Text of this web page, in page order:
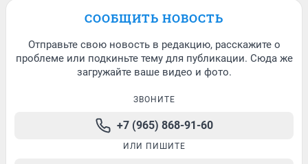
СООБЩИТЬ НОВОСТЬ
Отправьте свою новость в редакцию, расскажите о
проблеме или подкиньте тему для публикации. Сюда же
загружайте ваше видео и фото.
ЗВОНИТЕ
+7 (965) 868-91-60
ИЛИ ПИШИТЕ